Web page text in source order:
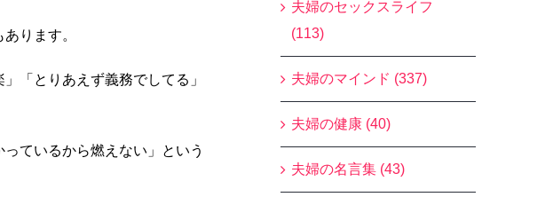
ります。
「とりあえず義務でしてる」
ているから燃えない」という
夫婦のセックスライフ
(113)
夫婦のマインド (337)
夫婦の健康 (40)
夫婦の名言集 (43)